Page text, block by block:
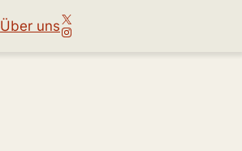
Über unsX
Instagram